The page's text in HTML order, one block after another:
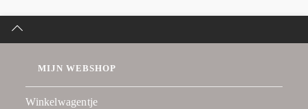
MIJN WEBSHOP
Winkelwagentje